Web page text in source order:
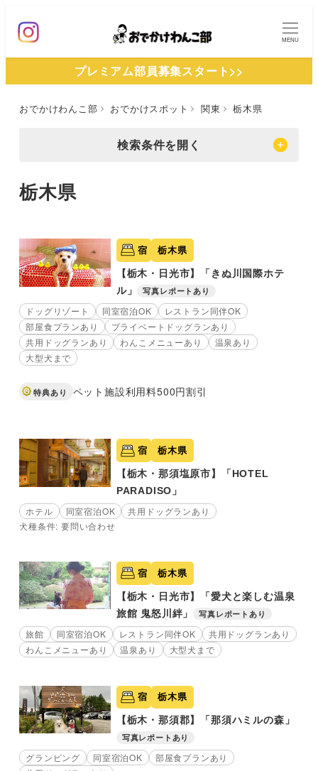
ン
MENU
プレミアム部員募集スタート>>
おでかけわんこ部 おでかけスポット 関東 栃木県
検索条件を開く
栃木県
宿 栃木県
【栃木・日光市】「きぬ川国際ホテ
ル」
写真レポートあり
ドッグリゾート 同室宿泊OK
レストラン同伴OK
部屋食プランあり
プライベートドッグランあり
共用ドッグランあり
わんこメニューあり
温泉あり
大型犬まで
特典あり ペット施設利用料500円割引
宿 栃木県
【栃木・那須塩原市】「HOTEL
PARADISO」
ホテル 同室宿泊OK
共用ドッグランあり
犬種条件: 要問い合わせ
宿 栃木県
【栃木・日光市】「愛犬と楽しむ温泉
旅館 鬼怒川絆」
写真レポートあり
旅館 同室宿泊OK レストラン同伴OK
共用ドッグランあり
わんこメニューあり
温泉あり 大型犬まで
宿 栃木県
【栃木・那須郡】「那須ハミルの森」
写真レポートあり
グランピング 同室宿泊OK
部屋食プランあり